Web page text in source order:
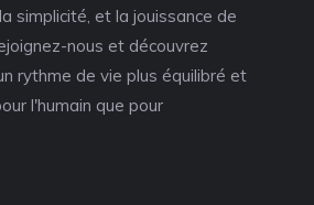
simplicité, et la jouissance de
nous et découvrez
rythme de vie plus équilibré et
l'humain que pour